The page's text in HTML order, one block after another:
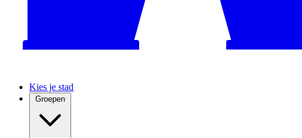
Kies je stad
Groepen